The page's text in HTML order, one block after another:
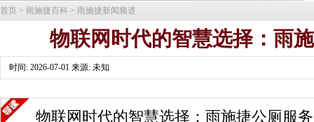
首页 > 雨施捷百科 > 雨施捷新闻频道
物联网时代的智慧选择：雨
时间: 2026-07-01 来源: 未知
物联网时代的智慧选择：雨施捷公厕服